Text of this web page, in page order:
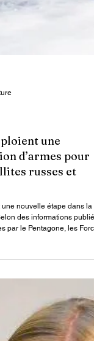
une
d’armes pour
russes et